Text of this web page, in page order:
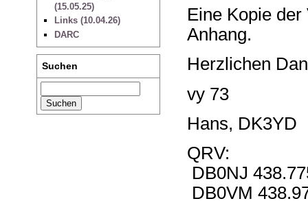
(15.05.25)
Links (10.04.26)
DARC
Suchen
Eine Kopie
Anhang.
Herzlichen
vy 73
Hans, DK3YD
QRV:
DB0NJ
DB0VM